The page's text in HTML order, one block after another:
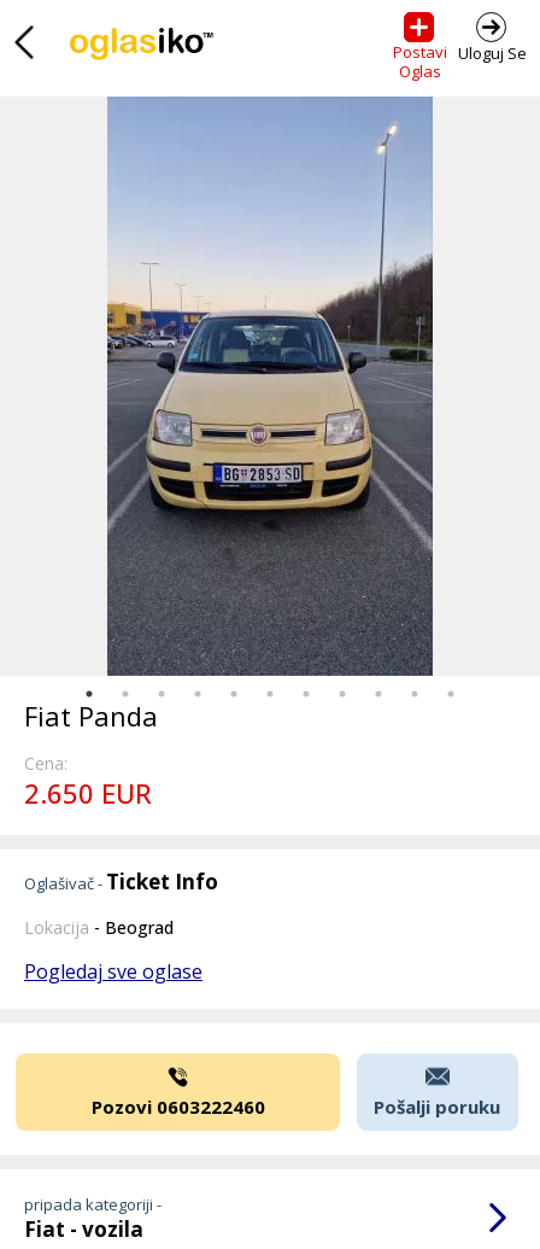
Postavi
Oglas
Uloguj Se
Fiat Panda
Cena:
2.650 EUR
Oglašivač - Ticket Info
Lokacija - Beograd
Pogledaj sve oglase
Pozovi 0603222460 Pošalji poruku
pripada kategoriji -
Fiat - vozila